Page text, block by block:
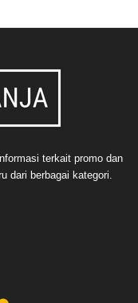
terkait promo dan
dari berbagai kategori.